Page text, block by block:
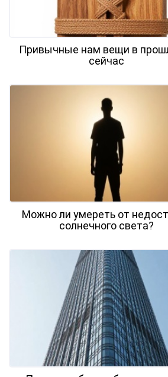
Привычные нам вещи в
сейчас
Можно ли умереть от
солнечного света?